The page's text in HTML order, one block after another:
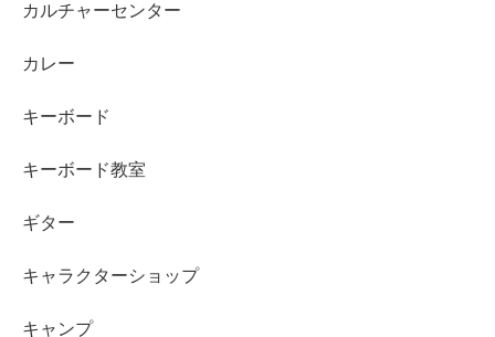
カルチャーセンター
カレー
キーボード
キーボード教室
ギター
キャラクターショップ
キャンプ